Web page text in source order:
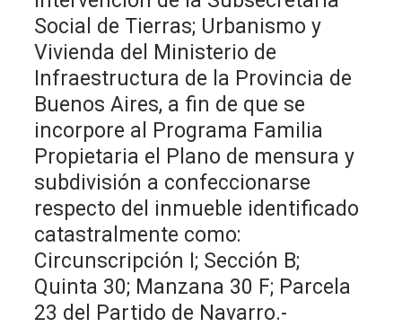
Social de Tierras; Urbanismo y
Vivienda del Ministerio de
Infraestructura de la Provincia de
Buenos Aires, a fin de que se
incorpore al Programa Familia
Propietaria el Plano de mensura y
subdivisión a confeccionarse
respecto del inmueble identificado
catastralmente como:
Circunscripción I; Sección B;
Quinta 30; Manzana 30 F; Parcela
23 del Partido de Navarro.-